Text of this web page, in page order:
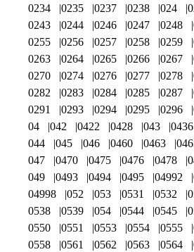
0234 0235 0237 0238 024
0243
0244 0246 0247 0248
0255
0256 0257 0258 0259
0263
0264 0265 0266 0267
0270
0274 0276 0277 0278
0282
0283 0284 0285 0287
0291
0293 0294 0295 0296
04
042 0422 0428 043 0436
044
045 046 0460 0463
047
0470 0475 0476 0478
049
0493 0494 0495 04992
04998
052 053 0531 0532
0538
0539 054 0544 0545
0550
0551 0553 0554 0555
0558
0561 0562 0563 0564